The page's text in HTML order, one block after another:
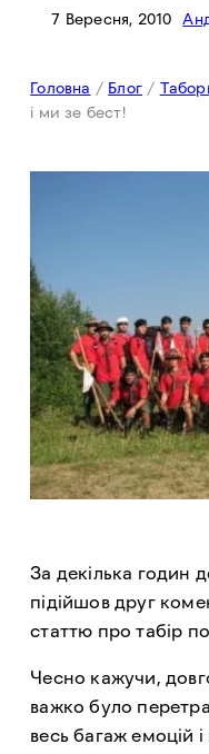
7 Вересня, 2010
Головна / Блог /
і ми зе бест!
За декілька годин
підійшов друг
статтю про табір
Чесно кажучи,
важко було
весь багаж емоцій